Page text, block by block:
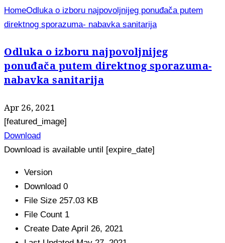
HomeOdluka o izboru najpovoljnijeg ponuđača putem
direktnog sporazuma- nabavka sanitarija
Odluka o izboru najpovoljnijeg
ponuđača putem direktnog sporazuma-
nabavka sanitarija
Apr 26, 2021
[featured_image]
Download
Download is available until [expire_date]
Version
Download 0
File Size 257.03 KB
File Count 1
Create Date April 26, 2021